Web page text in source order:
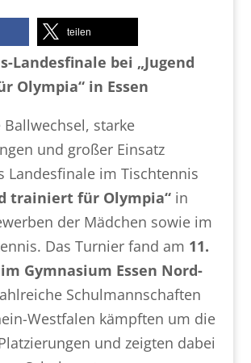
teilen
Landesfinale bei „Jugend
Olympia“ in Essen
Ballwechsel, starke
und großer Einsatz
Landesfinale im Tischtennis
trainiert für Olympia“in
der Mädchen sowie im
Das Turnier fand am 11.
Gymnasium Essen Nord-
Schulmannschaften
Westfalen kämpften um die
und zeigten dabei